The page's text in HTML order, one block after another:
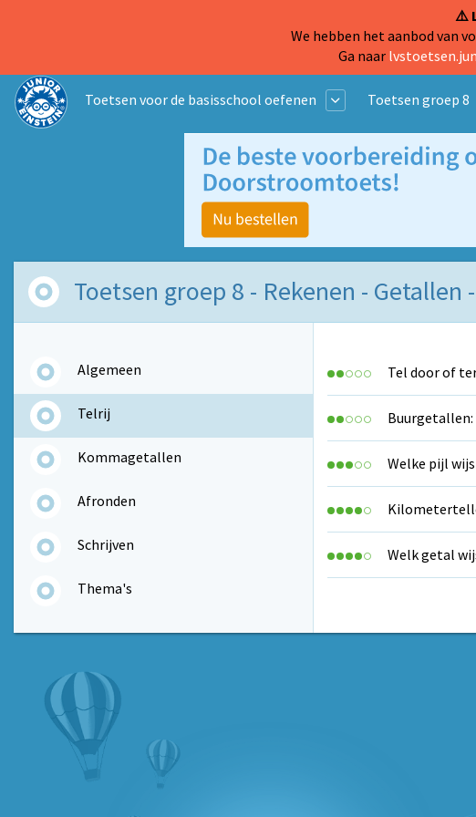
⚠️
We hebben het aanbod van
Ga naar
Toetsen voor de basisschool oefenen Toetsen groep 8
Toetsen groep 8 - Rekenen - Getallen
Algemeen
Telrij
Kommagetallen
Afronden
Schrijven
Thema's
Tel door of
Buurgetallen:
Welke pijl
Welk getal